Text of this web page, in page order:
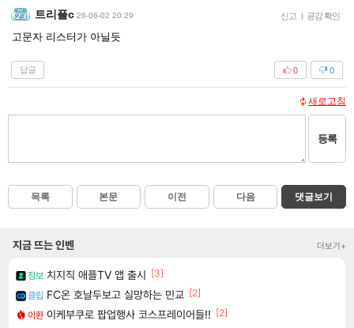
트리플c 26-06-02 20:29 신고 | 공감 확인
고문자 리스터가 아닐듯
답글 0
0
새로고침
등록
목록 본문 이전 다음 댓글보기
지금 뜨는 인벤 더보기+
정보 치지직 애플TV 앱 출시 [3]
클립 FC온 호날두보고 실망하는 민교 [2]
이환 이케부쿠로 팝업행사 코스프레이어들!! [2]